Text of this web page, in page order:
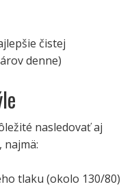
čistej
denne)
nasledovať aj
najmä:
tlaku (okolo 130/80)